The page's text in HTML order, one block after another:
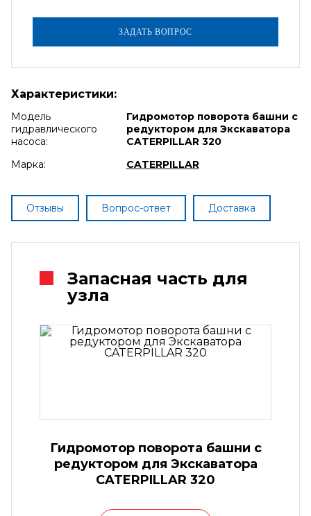
Характеристики:
Модель
гидравлического
насоса:
Гидромотор поворота башни с
редуктором для Экскаватора
CATERPILLAR 320
Марка:
CATERPILLAR
Отзывы Вопрос-ответ Доставка
Запасная часть для
узла
Гидромотор поворота башни с
редуктором для Экскаватора
CATERPILLAR 320